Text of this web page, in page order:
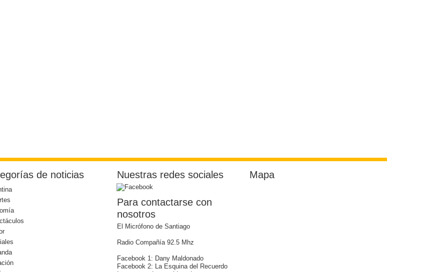
de noticias Nuestras redes sociales
Para contactarse con
nosotros
El Micrófono de Santiago
Radio Compañía 92.5 Mhz
Facebook 1: Dany Maldonado
Facebook 2: La Esquina del Recuerdo
Mapa